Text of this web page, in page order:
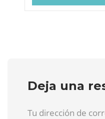
Deja una
Tu dirección de